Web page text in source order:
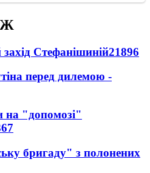
Стефанішиній21896
перед дилемою -
"допомозі"
бригаду" з полонених